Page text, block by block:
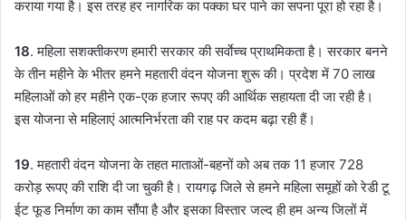
कराया गया है। इस तरह हर नागरिक का पक्का घर पाने का सपना पूरा हो रहा है।
18. महिला सशक्तीकरण हमारी सरकार की सर्वाेच्च प्राथमिकता है। सरकार बनने
के तीन महीने के भीतर हमने महतारी वंदन योजना शुरू की। प्रदेश में 70 लाख
महिलाओं को हर महीने एक-एक हजार रूपए की आर्थिक सहायता दी जा रही है।
इस योजना से महिलाएं आत्मनिर्भरता की राह पर कदम बढ़ा रही हैं।
19. महतारी वंदन योजना के तहत माताओं-बहनों को अब तक 11 हजार 728
करोड़ रूपए की राशि दी जा चुकी है। रायगढ़ जिले से हमने महिला समूहों को रेडी टू
ईट फूड निर्माण का काम सौंपा है और इसका विस्तार जल्द ही हम अन्य जिलों में